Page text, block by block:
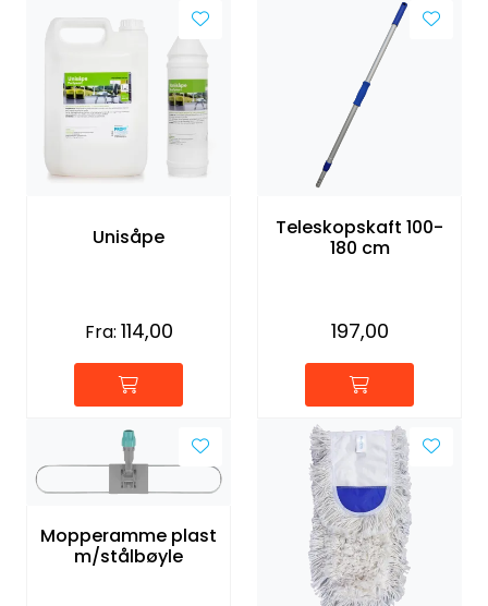
Unisåpe
Fra: 114,00
Teleskopskaft 100-
180 cm
197,00
Mopperamme plast
m/stålbøyle